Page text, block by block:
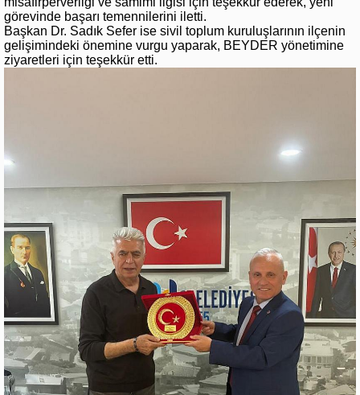
görevinde başarı temennilerini iletti.
Başkan Dr. Sadık Sefer ise sivil toplum kuruluşlarının ilçenin
gelişimindeki önemine vurgu yaparak, BEYDER yönetimine
ziyaretleri için teşekkür etti.